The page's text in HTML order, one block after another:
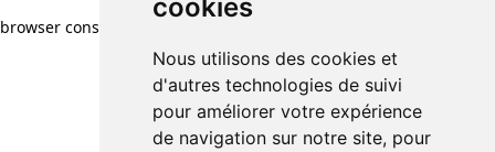
cookies
Nous utilisons des cookies et
d'autres technologies de suivi
pour améliorer votre expérience
de navigation sur notre site, pour
cookies
Nous utilisons des cookies et
d'autres technologies de suivi
pour améliorer votre expérience
de navigation sur notre site, pour
browser console for more information)